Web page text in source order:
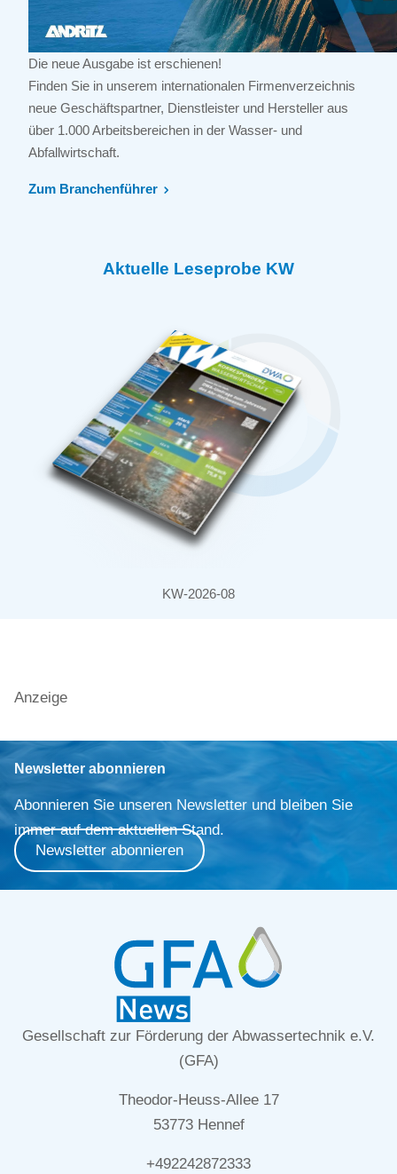
Die neue Ausgabe ist erschienen!
Finden Sie in unserem internationalen Firmenverzeichnis
neue Geschäftspartner, Dienstleister und Hersteller aus
über 1.000 Arbeitsbereichen in der Wasser- und
Abfallwirtschaft.
Zum Branchenführer
Aktuelle Leseprobe KW
KW-2026-08
Anzeige
Newsletter abonnieren
Abonnieren Sie unseren Newsletter und bleiben Sie
immer auf dem aktuellen Stand.
Newsletter abonnieren
Gesellschaft zur Förderung der Abwassertechnik e.V.
(GFA)
Theodor-Heuss-Allee 17
53773 Hennef
+492242872333